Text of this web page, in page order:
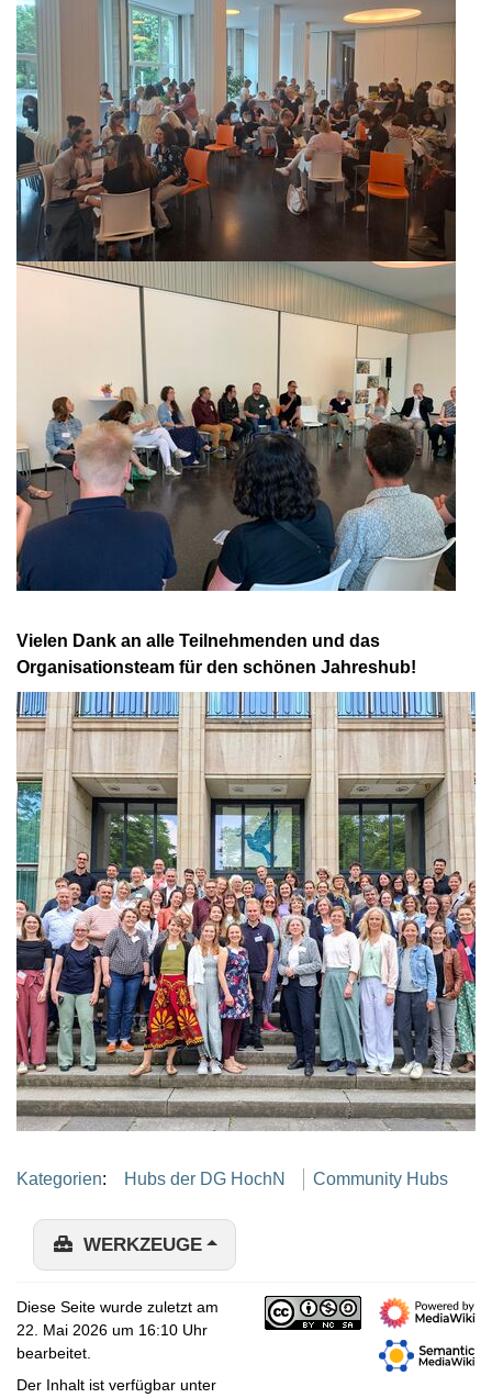
Vielen Dank an alle Teilnehmenden und das
Organisationsteam für den schönen Jahreshub!
Kategorien: Hubs der DG HochN Community Hubs
WERKZEUGE
Diese Seite wurde zuletzt am
22. Mai 2026 um 16:10 Uhr
bearbeitet.
Der Inhalt ist verfügbar unter